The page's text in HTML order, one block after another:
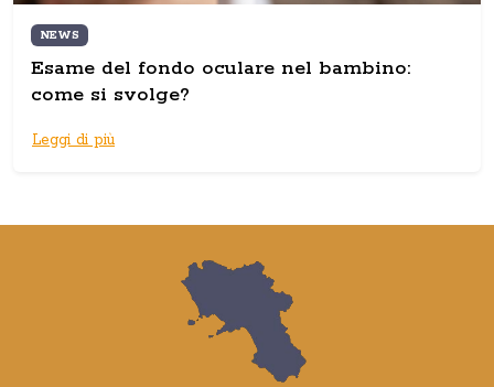
NEWS
Esame del fondo oculare nel bambino:
come si svolge?
Leggi di più